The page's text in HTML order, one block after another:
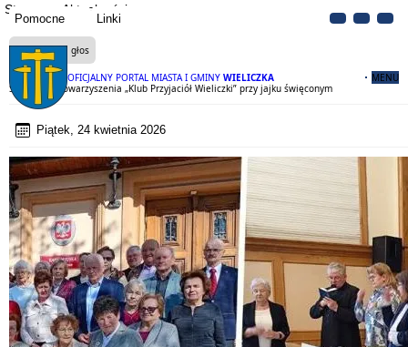
Pomocne Linki
OFICJALNY PORTAL MIASTA I GMINY WIELICZKA MENU
Strona Aktualności
Czytaj na głos
Spotkanie Stowarzyszenia „Klub Przyjaciół Wieliczki” przy jajku święconym
Piątek, 24 kwietnia 2026